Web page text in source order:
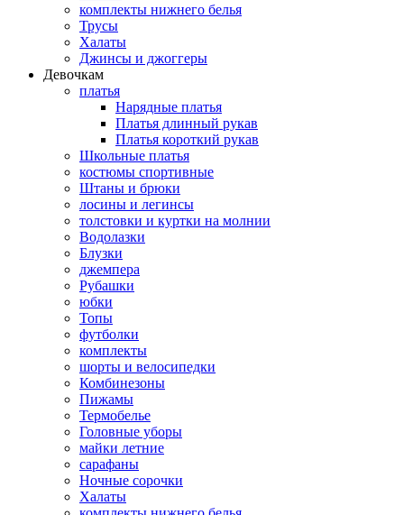
комплекты нижнего белья
Трусы
Халаты
Джинсы и джоггеры
Девочкам
платья
Нарядные платья
Платья длинный рукав
Платья короткий рукав
Школьные платья
костюмы спортивные
Штаны и брюки
лосины и легинсы
толстовки и куртки на молнии
Водолазки
Блузки
джемпера
Рубашки
юбки
Топы
футболки
комплекты
шорты и велосипедки
Комбинезоны
Пижамы
Термобелье
Головные уборы
майки летние
сарафаны
Ночные сорочки
Халаты